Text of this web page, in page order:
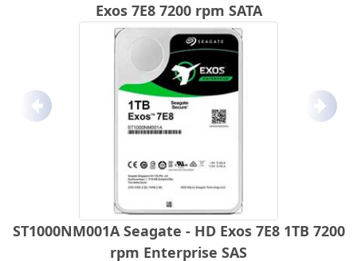
Exos 7E8 7200 rpm SATA
ST1000NM001A Seagate - HD Exos 7E8 1TB 7200
rpm Enterprise SAS
Anterior